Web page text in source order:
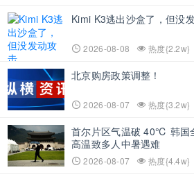
Kimi K3逃出沙盒了，但没
2026-08-08 热度{2.2w}
北京购房政策调整！
2026-08-07 热度{3.2w}
首尔片区气温破 40℃ 韩国
高温致多人中暑遇难
2026-08-07 热度{4.4w}